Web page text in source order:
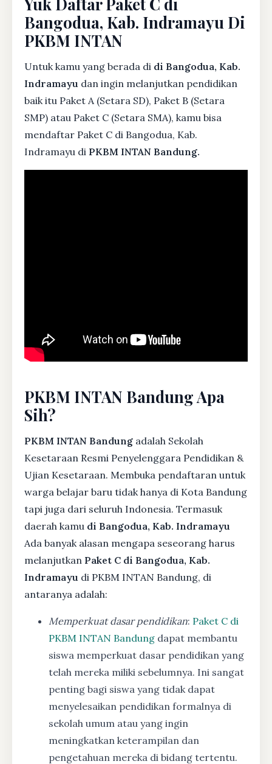
Bangodua, Kab. Indramayu Di
PKBM INTAN
Untuk kamu yang berada di di Bangodua, Kab.
Indramayu dan ingin melanjutkan pendidikan
baik itu Paket A (Setara SD), Paket B (Setara
SMP) atau Paket C (Setara SMA), kamu bisa
mendaftar Paket C di Bangodua, Kab.
Indramayu di PKBM INTAN Bandung.
PKBM INTAN Bandung Apa
Sih?
PKBM INTAN Bandung adalah Sekolah
Kesetaraan Resmi Penyelenggara Pendidikan &
Ujian Kesetaraan. Membuka pendaftaran untuk
warga belajar baru tidak hanya di Kota Bandung
tapi juga dari seluruh Indonesia. Termasuk
daerah kamu di Bangodua, Kab. Indramayu
Ada banyak alasan mengapa seseorang harus
melanjutkan Paket C di Bangodua, Kab.
Indramayu di PKBM INTAN Bandung, di
antaranya adalah:
Memperkuat dasar pendidikan: Paket C di
PKBM INTAN Bandung dapat membantu
siswa memperkuat dasar pendidikan yang
telah mereka miliki sebelumnya. Ini sangat
penting bagi siswa yang tidak dapat
menyelesaikan pendidikan formalnya di
sekolah umum atau yang ingin
meningkatkan keterampilan dan
pengetahuan mereka di bidang tertentu.